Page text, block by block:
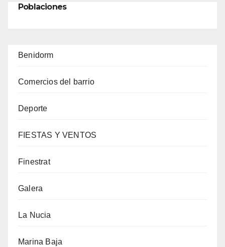
Poblaciones
Benidorm
Comercios del barrio
Deporte
FIESTAS Y VENTOS
Finestrat
Galera
La Nucia
Marina Baja